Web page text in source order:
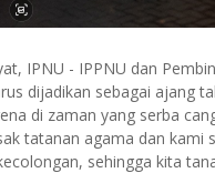
IPNU - IPPNU dan
dijadikan sebagai ajang
di zaman yang serba
tatanan agama dan kami
sehingga kita